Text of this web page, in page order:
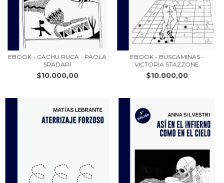
EBOOK - CACHU RUCA - PAOLA
SPADARI
$10.000,00
EBOOK - BUSCAMINAS -
VICTORIA STAZZONE
$10.000,00